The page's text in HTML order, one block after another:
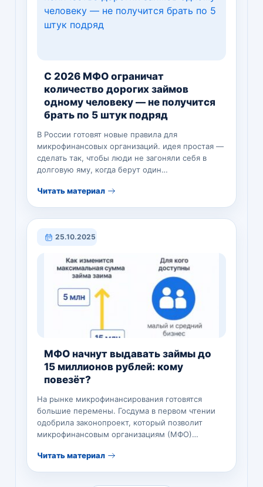
С 2026 МФО ограничат
количество дорогих займов
одному человеку — не получится
брать по 5 штук подряд
В России готовят новые правила для
микрофинансовых организаций. идея простая —
сделать так, чтобы люди не загоняли себя в
долговую яму, когда берут один…
Читать материал
25.10.2025
МФО начнут выдавать займы до
15 миллионов рублей: кому
повезёт?
На рынке микрофинансирования готовятся
большие перемены. Госдума в первом чтении
одобрила законопроект, который позволит
микрофинансовым организациям (МФО)
миллионов рублей…
Читать материал